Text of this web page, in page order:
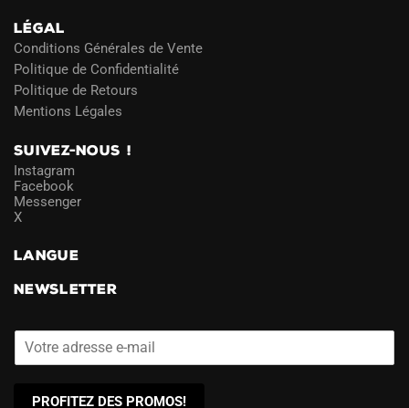
LÉGAL
Conditions Générales de Vente
Politique de Confidentialité
Politique de Retours
Mentions Légales
SUIVEZ-NOUS !
Instagram
Facebook
Messenger
X
LANGUE
NEWSLETTER
PROFITEZ DES PROMOS!